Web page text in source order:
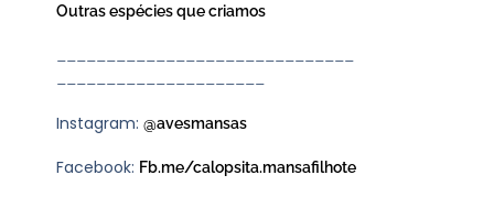
Outras espécies que criamos
______________________________
_____________________
Instagram:@avesmansas
Facebook: Fb.me/calopsita.mansafilhote